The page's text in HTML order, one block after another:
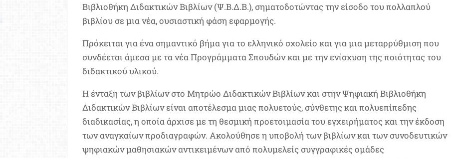
Βιβλιοθήκη Διδακτικών Βιβλίων (Ψ.Β.Δ.Β.), σηματοδοτώντας την είσοδο του πολλαπλού
βιβλίου σε μια νέα, ουσιαστική φάση εφαρμογής.
Πρόκειται για ένα σημαντικό βήμα για το ελληνικό σχολείο και για μια μεταρρύθμιση που
συνδέεται άμεσα με τα νέα Προγράμματα Σπουδών και με την ενίσχυση της ποιότητας του
διδακτικού υλικού.
Η ένταξη των βιβλίων στο Μητρώο Διδακτικών Βιβλίων και στην Ψηφιακή Βιβλιοθήκη
Διδακτικών Βιβλίων είναι αποτέλεσμα μιας πολυετούς, σύνθετης και πολυεπίπεδης
διαδικασίας, η οποία άρχισε με τη θεσμική προετοιμασία του εγχειρήματος και την έκδοση
των αναγκαίων προδιαγραφών. Ακολούθησε η υποβολή των βιβλίων και των συνοδευτικών
ψηφιακών μαθησιακών αντικειμένων από πολυμελείς συγγραφικές ομάδες